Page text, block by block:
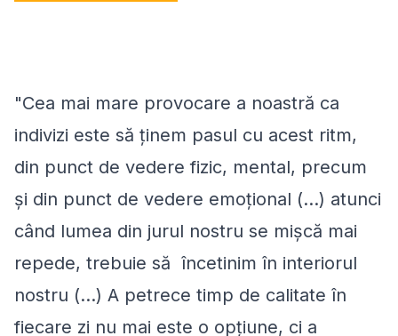
"Cea mai mare provocare a noastră ca
indivizi este să ţinem pasul cu acest ritm,
din punct de vedere fizic, mental, precum
şi din punct de vedere emoțional (...) atunci
când lumea din jurul nostru se mișcă mai
repede, trebuie să încetinim în interiorul
nostru (...) A petrece timp de calitate în
fiecare zi nu mai este o opţiune, ci a